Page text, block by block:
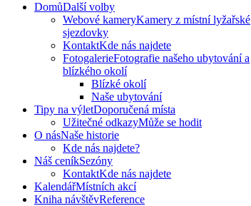
DomůDalší volby
Webové kameryKamery z místní lyžařské
sjezdovky
KontaktKde nás najdete
FotogalerieFotografie našeho ubytování a
blízkého okolí
Blízké okolí
Naše ubytování
Tipy na výletDoporučená místa
Užitečné odkazyMůže se hodit
O násNaše historie
Kde nás najdete?
Náš ceníkSezóny
KontaktKde nás najdete
KalendářMístních akcí
Kniha návštěvReference